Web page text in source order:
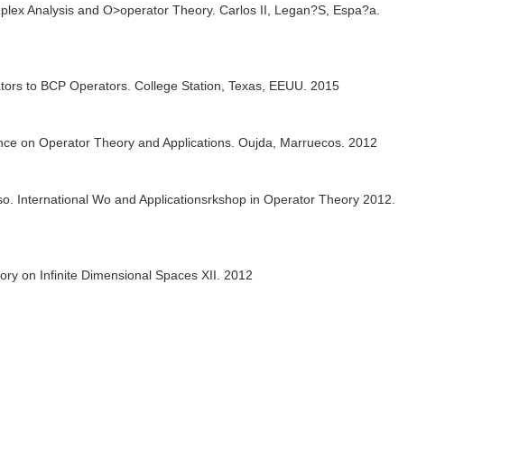
Analysis and O>operator Theory. Carlos II, Legan?S, Espa?a.
to BCP Operators. College Station, Texas, EEUU. 2015
on Operator Theory and Applications. Oujda, Marruecos. 2012
International Wo and Applicationsrkshop in Operator Theory 2012.
on Infinite Dimensional Spaces XII. 2012